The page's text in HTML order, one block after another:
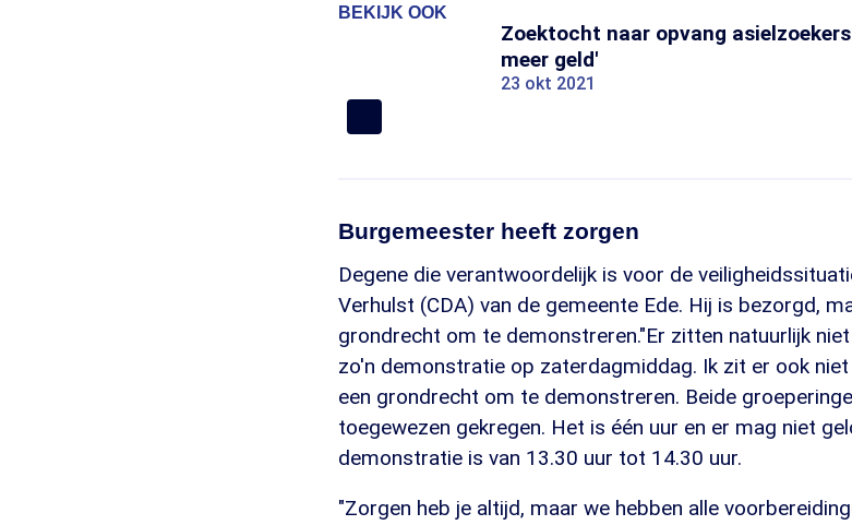
BEKIJK OOK
Zoektocht naar opvang
meer geld'
23 okt 2021
Burgemeester heeft zorgen
Degene die verantwoordelijk is voor de
Verhulst (CDA) van de gemeente Ede. Hij is bezorgd,
grondrecht om te demonstreren."Er zitten natuurlijk
zo'n demonstratie op zaterdagmiddag. Ik zit er ook
een grondrecht om te demonstreren. Beide
toegewezen gekregen. Het is één uur en er mag niet
demonstratie is van 13.30 uur tot 14.30 uur.
"Zorgen heb je altijd, maar we hebben alle